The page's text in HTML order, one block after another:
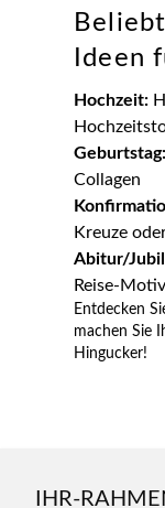
Ideen
Hochzeit:
Geburtstag:
Collagen
Kreuze
Abitur/
Reise-
Entdecken
machen Sie
Hingucker!
IHR-